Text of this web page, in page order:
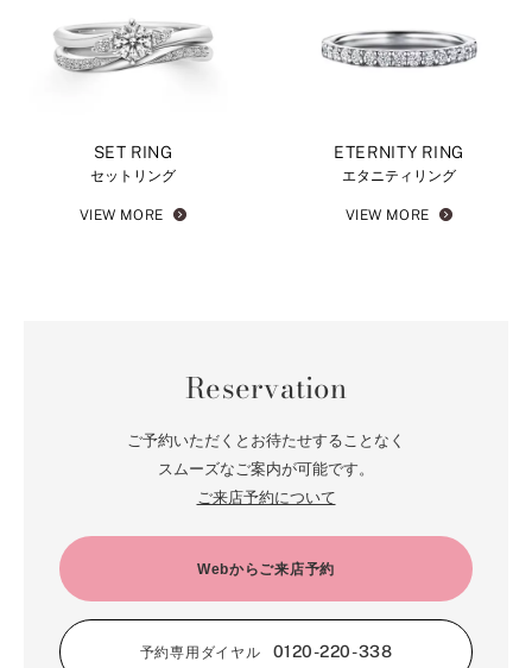
SET RING
セットリング
VIEW MORE
ETERNITY RING
エタニティリング
VIEW MORE
Reservation
ご予約いただくとお待たせすることなく
スムーズなご案内が可能です。
ご来店予約について
Webからご来店予約
予約専用ダイヤル 0120-220-338